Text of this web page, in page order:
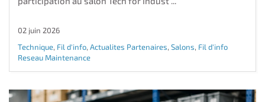
02 juin 2026
Technique, Fil d'info, Actualites Partenaires, Salons, Fil d'info
Reseau Maintenance